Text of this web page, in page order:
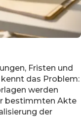
Fristen und
das Problem:
werden
bestimmten Akte
der